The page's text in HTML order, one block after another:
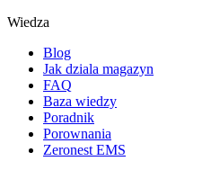
Wiedza
Blog
Jak dziala magazyn
FAQ
Baza wiedzy
Poradnik
Porownania
Zeronest EMS